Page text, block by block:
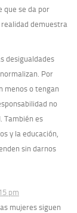
que se da por
realidad demuestra
desigualdades
Por
menos o tengan
no
También es
y la educación,
sin darnos
pm
mujeres siguen